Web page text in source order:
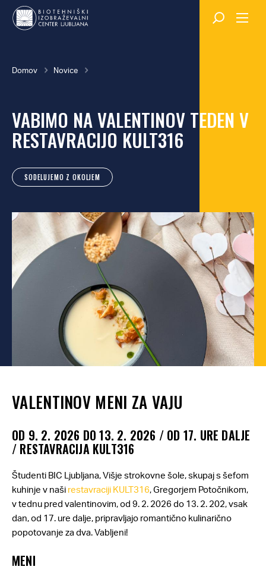
Skok
na
Breadcrumb
Domov Novice
VABIMO NA VALENTINOV TEDEN V
RESTAVRACIJO KULT316
SODELUJEMO Z OKOLJEM
VALENTINOV MENI ZA VAJU
OD 9. 2. 2026 DO 13. 2. 2026 / OD 17. URE DALJE
/ RESTAVRACIJA KULT316
Študenti BIC Ljubljana, Višje strokovne šole, skupaj s šefom
kuhinje v naši restavraciji KULT316, Gregorjem Potočnikom,
v tednu pred valentinovim, od 9. 2. 2026 do 13. 2. 202, vsak
dan, od 17. ure dalje, pripravljajo romantično kulinarično
popotovanje za dva. Vabljeni!
MENI